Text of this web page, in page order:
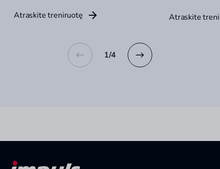
Atraskite treniruotę Atraskite
1/4